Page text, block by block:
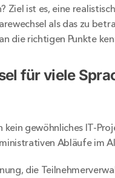
Ziel ist es, eine
als das zu
die richtigen Punkte
für viele
kein gewöhnliches IT-
Abläufe im
die